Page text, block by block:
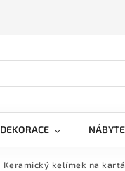
DEKORACE
Keramický kelímek na